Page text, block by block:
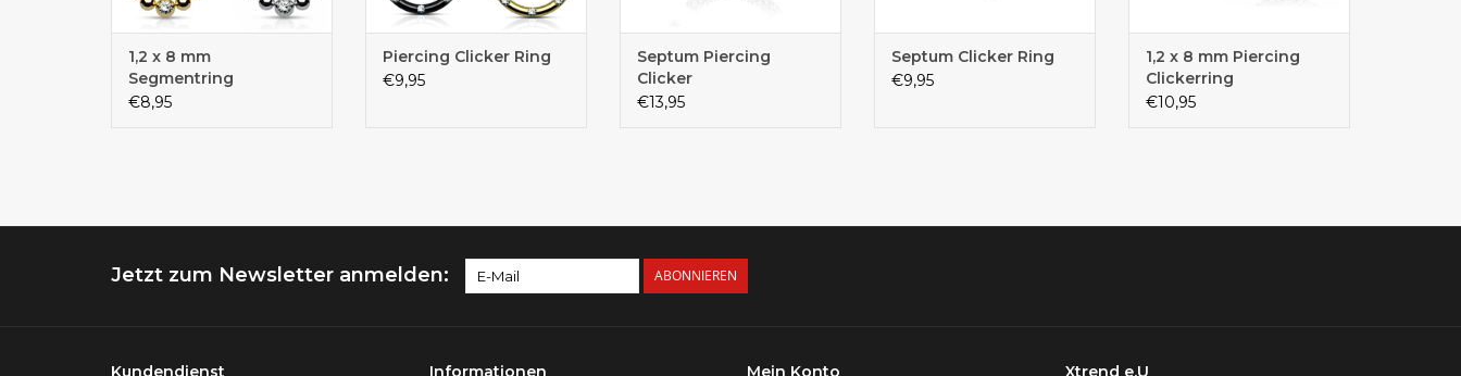
1,2 x 8 mm
Segmentring
Klappverschluss
€8,95
Piercing Clicker Ring
€9,95
Septum Piercing
Clicker
€13,95
Septum Clicker Ring
€9,95
1,2 x 8 mm Piercing
Clickerring
€10,95
Jetzt zum Newsletter anmelden: ABONNIEREN
Kundendienst Informationen Mein Konto Xtrend e.U